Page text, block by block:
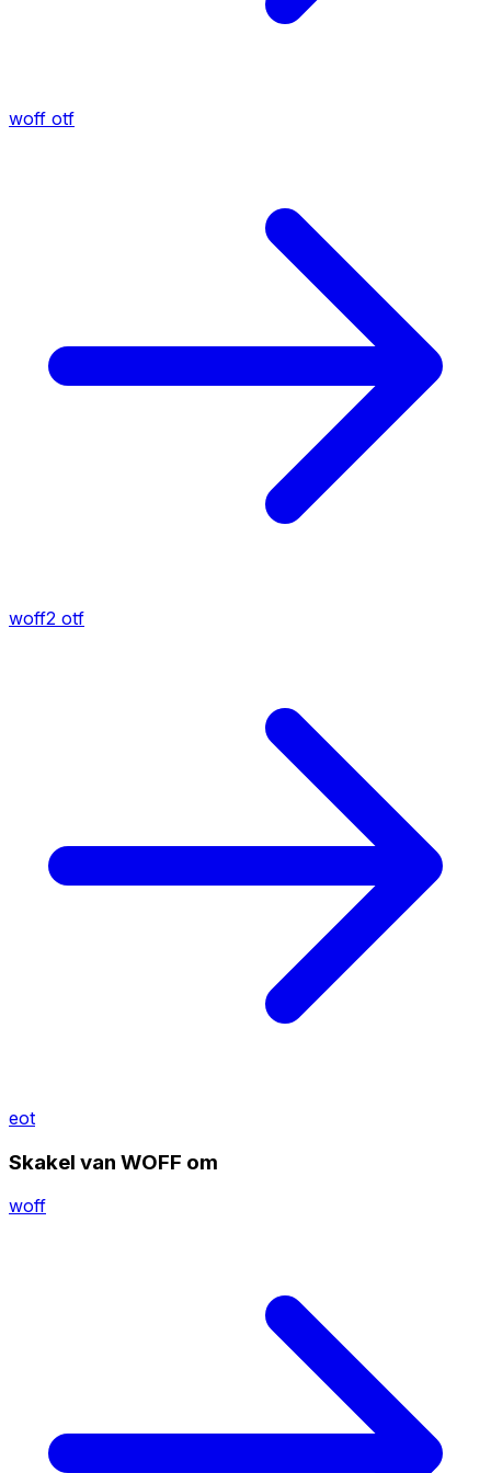
woff otf
woff2 otf
eot
Skakel van WOFF om
woff